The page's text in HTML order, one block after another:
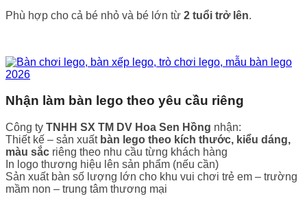
Phù hợp cho cả bé nhỏ và bé lớn từ 2 tuổi trở lên.
Nhận làm bàn lego theo yêu cầu riêng
Công ty TNHH SX TM DV Hoa Sen Hồng nhận:
Thiết kế – sản xuất bàn lego theo kích thước, kiểu dáng,
màu sắc riêng theo nhu cầu từng khách hàng
In logo thương hiệu lên sản phẩm (nếu cần)
Sản xuất bàn số lượng lớn cho khu vui chơi trẻ em – trường
mầm non – trung tâm thương mại